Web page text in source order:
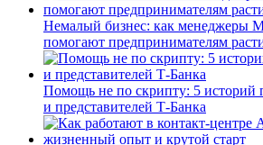
Немалый бизнес: как менеджеры
помогают предпринимателям
Помощь не по скрипту: 5 историй
и представителей Т-Банка